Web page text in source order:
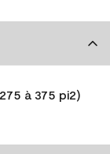
à 375 pi2)